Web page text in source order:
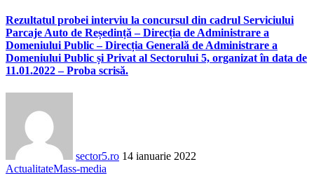
Rezultatul probei interviu la concursul din cadrul Serviciului
Parcaje Auto de Reședință – Direcția de Administrare a
Domeniului Public – Direcția Generală de Administrare a
Domeniului Public și Privat al Sectorului 5, organizat în data de
11.01.2022 – Proba scrisă.
sector5.ro 14 ianuarie 2022
ActualitateMass-media